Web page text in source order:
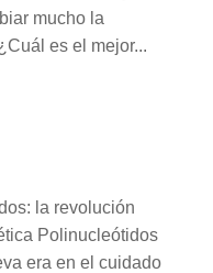
mucho la
es el mejor...
la revolución
Polinucleótidos
era en el cuidado